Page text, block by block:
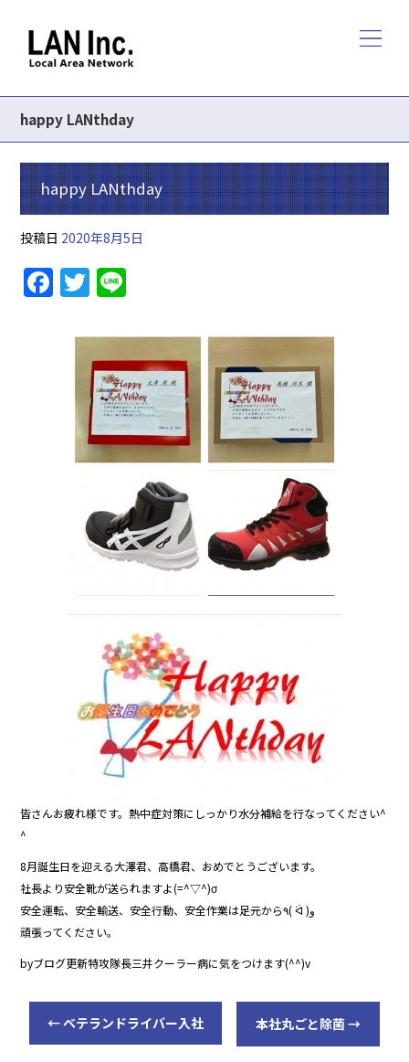
happy LANthday
happy LANthday
投稿日 2020年8月5日
F
a
T
w
itt
er
e
皆さんお疲れ様です。熱中症対策にしっかり水分補給を行なってください^
^
8月誕生日を迎える大澤君、高橋君、おめでとうございます。
社長より安全靴が送られますよ(=^▽^)σ
安全運転、安全輸送、安全行動、安全作業は足元から٩( ᐛ )و
頑張ってください。
byブログ更新特攻隊長三井クーラー病に気をつけます(^^)v
←ベテランドライバー入社 本社丸ごと除菌 →